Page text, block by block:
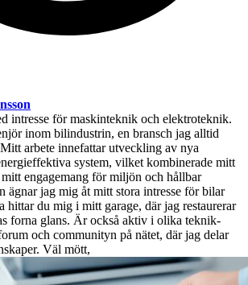
intresse för maskinteknik och elektroteknik.
inom bilindustrin, en bransch jag alltid
arbete innefattar utveckling av nya
system, vilket kombinerade mitt
engagemang för miljön och hållbar
ägnar jag mig åt mitt stora intresse för bilar
hittar du mig i mitt garage, där jag restaurerar
forna glans. Är också aktiv i olika teknik-
och communityn på nätet, där jag delar
Väl mött,